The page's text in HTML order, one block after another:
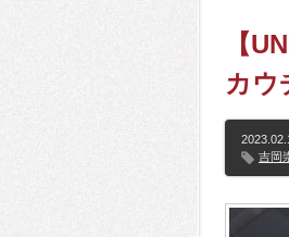
【
カウ
吉岡